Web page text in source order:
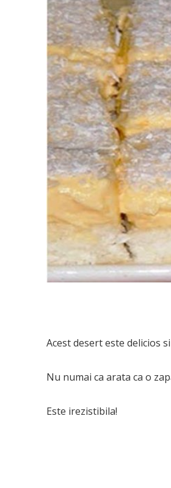
Acest desert este delicios
Nu numai ca arata ca o
Este irezistibila!